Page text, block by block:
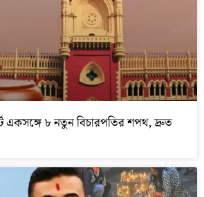
একসঙ্গে ৮ নতুন বিচারপতির শপথ, দ্রুত